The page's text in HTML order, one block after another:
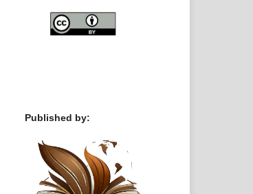
Published by: